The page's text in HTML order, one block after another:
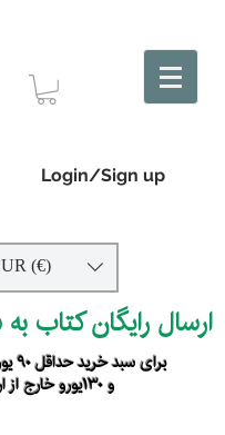
Login/Sign up
(€)
ارسال رایگان کتاب
برای سبد خرید حداقل ۹۰ یورو برای اروپا
و ۱۳۰یورو خارج از اروپا